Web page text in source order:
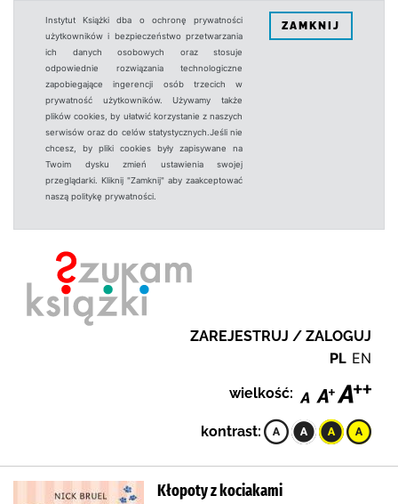
Instytut Książki dba o ochronę prywatności
użytkowników i bezpieczeństwo przetwarzania
ich danych osobowych oraz stosuje
odpowiednie rozwiązania technologiczne
zapobiegające ingerencji osób trzecich w
prywatność użytkowników. Używamy także
plików cookies, by ułatwić korzystanie z naszych
serwisów oraz do celów statystycznych.Jeśli nie
chcesz, by pliki cookies były zapisywane na
Twoim dysku zmień ustawienia swojej
przeglądarki. Kliknij "Zamknij" aby zaakceptować
naszą politykę prywatności.
ZAMKNIJ
ZAREJESTRUJ / ZALOGUJ
PL EN
wielkość:
kontrast:
Kłopoty z kociakami